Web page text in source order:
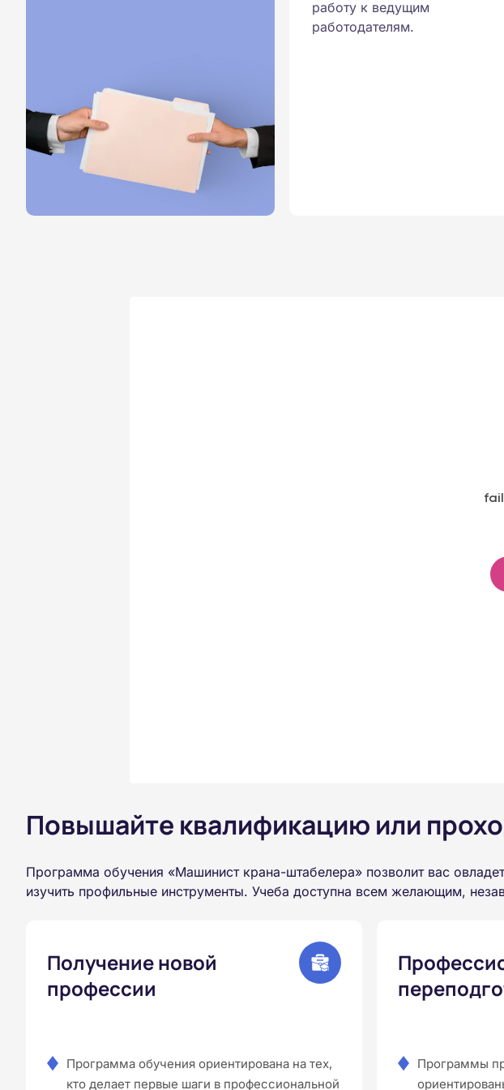
работу к ведущим
работодателям.
Повышайте квалификацию или
Программа обучения «Машинист крана-штабелера» позволит вас
изучить профильные инструменты. Учеба доступна всем желающим,
Получение новой
профессии
Программа обучения ориентирована на тех,
кто делает первые шаги в профессиональной
Программы